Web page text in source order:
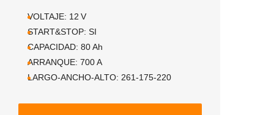
VOLTAJE: 12 V
START&STOP: SI
CAPACIDAD: 80Ah
ARRANQUE: 700A
LARGO-ANCHO-ALTO: 261-175-220